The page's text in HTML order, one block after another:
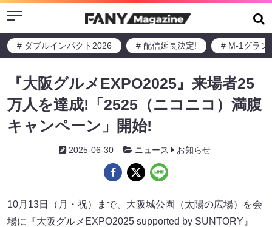
Menu
# ダブルインパクト2026 # 配信延長決定! # M-1グラン
『大阪グルメEXPO2025』来場者25
万人を達成!「2525（ニコニコ）満腹
キャンペーン」開始!
2025-06-30 ニュース お知らせ
10月13日（月・祝）まで、大阪城公園（太陽の広場）を会
場に『大阪グルメEXPO2025 supported by SUNTORY』